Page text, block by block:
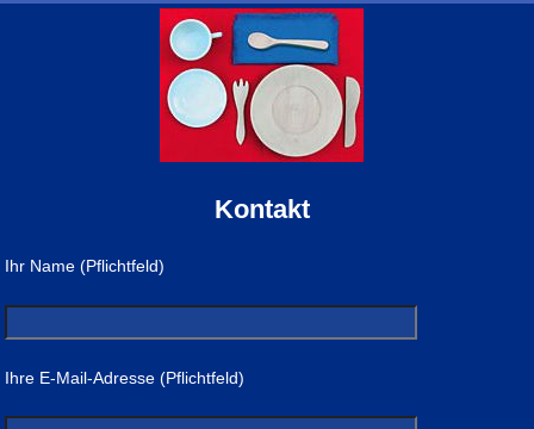
Kontakt
Ihr Name (Pflichtfeld)
Ihre E-Mail-Adresse (Pflichtfeld)